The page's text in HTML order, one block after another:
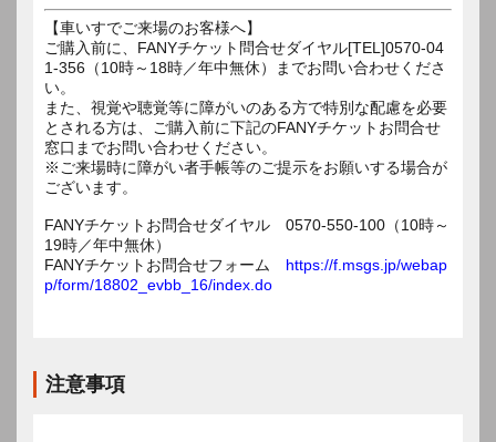
【車いすでご来場のお客様へ】
ご購入前に、FANYチケット問合せダイヤル[TEL]0570-04
1-356（10時～18時／年中無休）までお問い合わせくださ
い。
また、視覚や聴覚等に障がいのある方で特別な配慮を必要
とされる方は、ご購入前に下記のFANYチケットお問合せ
窓口までお問い合わせください。
※ご来場時に障がい者手帳等のご提示をお願いする場合が
ございます。
FANYチケットお問合せダイヤル 0570-550-100（10時～
19時／年中無休）
FANYチケットお問合せフォーム https://f.msgs.jp/webap
p/form/18802_evbb_16/index.do
注意事項